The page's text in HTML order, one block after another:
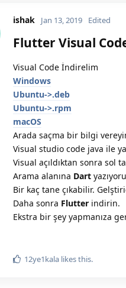
ishak Jan 13, 2019 Edited
Flutter Visual
Visual Code İndirelim
Windows
Ubuntu->.deb
Ubuntu->.rpm
macOS
Arada saçma bir bilgi
Visual studio code java ile
Visual açıldıktan sonra sol
Arama alanına Dart
Bir kaç tane çıkabilir.
Daha sonra Flutter indirin.
Ekstra bir şey yapmanıza
12ye1kala likes this.